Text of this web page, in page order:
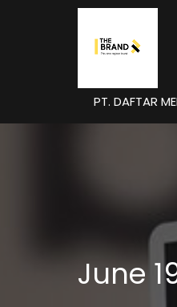
PT. DAFTAR
June